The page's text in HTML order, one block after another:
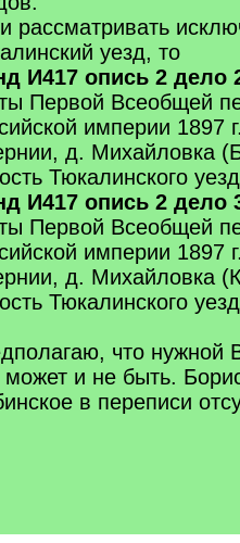
рассматривать
уезд, то
И417 опись 2 дело
Первой Всеобщей
империи 1897
д. Михайловка
Тюкалинского
И417 опись 2 дело
Первой Всеобщей
империи 1897
д. Михайловка
Тюкалинского
что нужной
и не быть.
в переписи